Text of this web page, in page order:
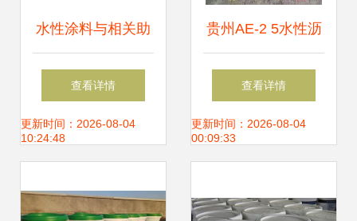
水性涂料与相关助
剂产品推荐指南
查看详情
更新时间：2026-08-04
10:24:48
贵州AE-2 5水性沥
青基桥面防水涂料
价格分析及其市场
查看详情
更新时间：2026-08-04
00:09:33